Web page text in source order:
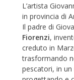
L’artista
in provincia di
Il padre di
Fiorenzi,
creduto in
trasformando
pescatori, in